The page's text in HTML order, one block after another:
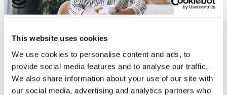
This website uses cookies
We use cookies to personalise content and ads, to
provide social media features and to analyse our traffic.
We also share information about your use of our site with
our social media, advertising and analytics partners who